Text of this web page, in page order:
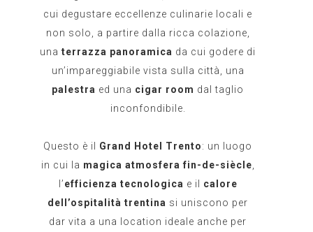
cui degustare eccellenze culinarie locali e
non solo, a partire dalla ricca colazione,
una terrazza panoramica da cui godere di
un’impareggiabile vista sulla città, una
palestra ed una cigar room dal taglio
inconfondibile.
Questo è il Grand Hotel Trento: un luogo
in cui la magica atmosfera fin-de-siècle
l’efficienza tecnologica e il calore
dell’ospitalità trentina si uniscono per
dar vita a una location ideale anche per